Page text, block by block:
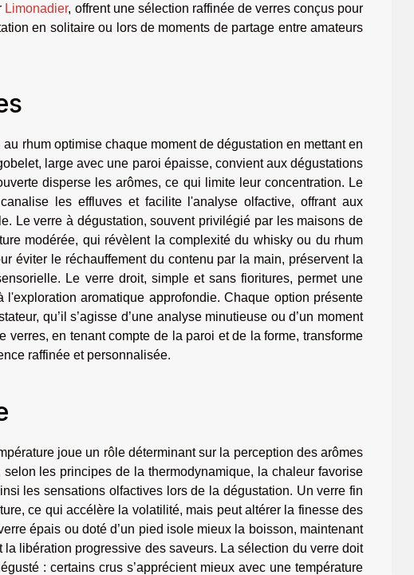
Limonadier, offrent une sélection raffinée de verres conçus pour
en solitaire ou lors de moments de partage entre amateurs
rhum optimise chaque moment de dégustation en mettant en
large avec une paroi épaisse, convient aux dégustations
disperse les arômes, ce qui limite leur concentration. Le
les effluves et facilite l'analyse olfactive, offrant aux
Le verre à dégustation, souvent privilégié par les maisons de
modérée, qui révèlent la complexité du whisky ou du rhum
éviter le réchauffement du contenu par la main, préservent la
Le verre droit, simple et sans fioritures, permet une
aromatique approfondie. Chaque option présente
qu’il s’agisse d’une analyse minutieuse ou d’un moment
en tenant compte de la paroi et de la forme, transforme
raffinée et personnalisée.
joue un rôle déterminant sur la perception des arômes
les principes de la thermodynamique, la chaleur favorise
les sensations olfactives lors de la dégustation. Un verre fin
ce qui accélère la volatilité, mais peut altérer la finesse des
épais ou doté d’un pied isole mieux la boisson, maintenant
libération progressive des saveurs. La sélection du verre doit
: certains crus s’apprécient mieux avec une température